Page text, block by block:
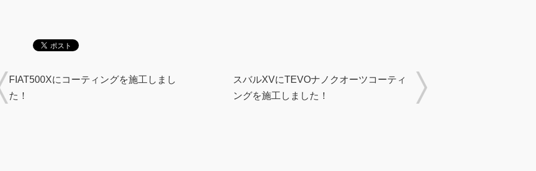
FIAT500Xにコーティングを施工しまし
た！
スバルXVにTEVOナノクオーツコーティ
ングを施工しました！